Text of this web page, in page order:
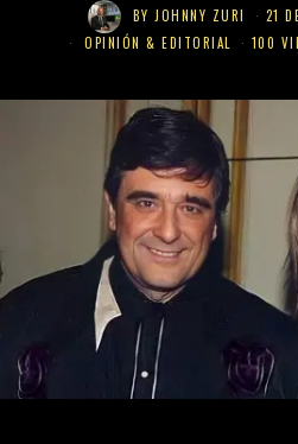
BYJOHNNY ZURI
21
OPINIÓN & EDITORIAL
100